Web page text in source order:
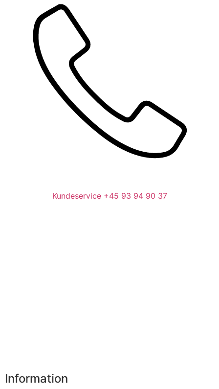
Kundeservice+45 93 94 90 37
Information